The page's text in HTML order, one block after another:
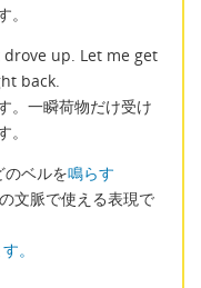
up. Let me get
back.
。一瞬荷物だけ受け
ベルを鳴らす
文脈で使える表現で
。